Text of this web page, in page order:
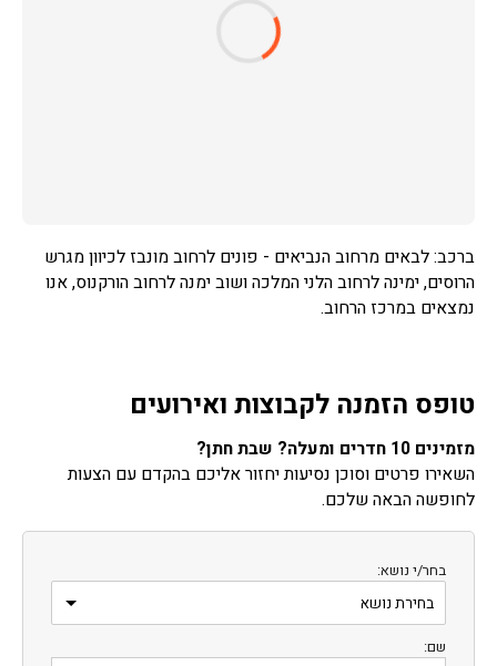
ברכב: לבאים מרחוב הנביאים - פונים לרחוב מונבז לכיוון מגרש
הרוסים, ימינה לרחוב הלני המלכה ושוב ימנה לרחוב הורקנוס, אנו
נמצאים במרכז הרחוב.
טופס הזמנה לקבוצות ואירועים
מזמינים 10 חדרים ומעלה? שבת חתן?
השאירו פרטים וסוכן נסיעות יחזור אליכם בהקדם עם הצעות
לחופשה הבאה שלכם.
בחר/י נושא:
שם: